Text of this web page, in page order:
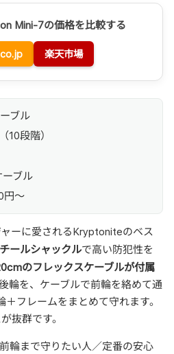
Mini-7の価格を比較する
楽天市場
ブル
10段階）
ブル
円〜
ーに愛されるKryptoniteのベス
ールシャックルで高い防犯性を
のフレックスケーブルが付属
輪を、ケーブルで前輪を絡めて通
フレームをまとめて守れます。
抜群です。
輪まで守りたい人／定番の安心